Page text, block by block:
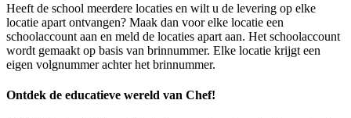
Heeft de school meerdere locaties en wilt u de levering op elke
locatie apart ontvangen? Maak dan voor elke locatie een
schoolaccount aan en meld de locaties apart aan. Het schoolaccount
wordt gemaakt op basis van brinnummer. Elke locatie krijgt een
eigen volgnummer achter het brinnummer.
Ontdek de educatieve wereld van Chef!